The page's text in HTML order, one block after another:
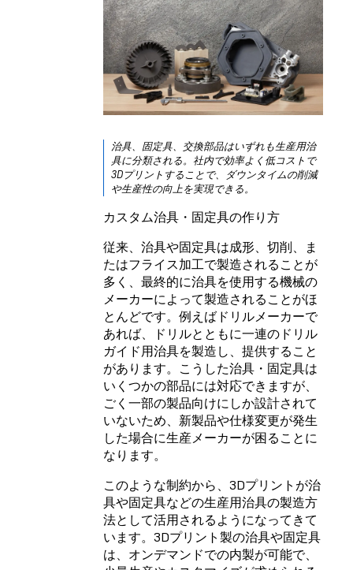
治具、固定具、交換部品はいずれも生産用治
具に分類される。社内で効率よく低コストで
3Dプリントすることで、ダウンタイムの削減
や生産性の向上を実現できる。
カスタム治具・固定具の作り方
従来、治具や固定具は成形、切削、ま
たはフライス加工で製造されることが
多く、最終的に治具を使用する機械の
メーカーによって製造されることがほ
とんどです。例えばドリルメーカーで
あれば、ドリルとともに一連のドリル
ガイド用治具を製造し、提供すること
があります。こうした治具・固定具は
いくつかの部品には対応できますが、
ごく一部の製品向けにしか設計されて
いないため、新製品や仕様変更が発生
した場合に生産メーカーが困ることに
なります。
このような制約から、3Dプリントが治
具や固定具などの生産用治具の製造方
法として活用されるようになってきて
います。3Dプリント製の治具や固定具
は、オンデマンドでの内製が可能で、